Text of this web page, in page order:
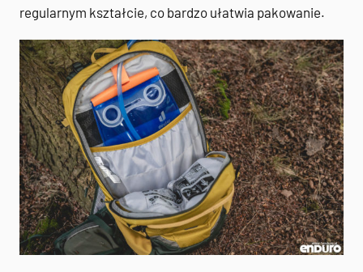
regularnym kształcie, co bardzo ułatwia pakowanie.